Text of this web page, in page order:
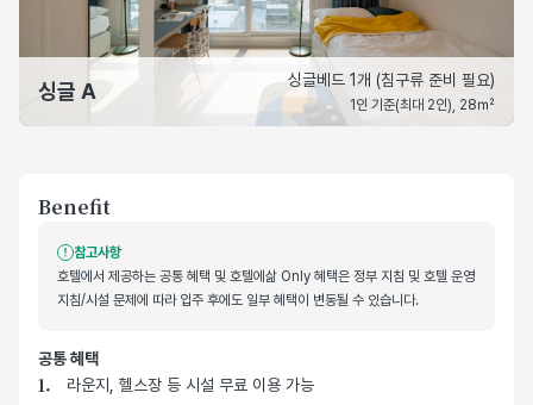
싱글 A 싱글베드 1개 (침구류 준비 필요)
1인 기준(최대 2인), 28㎡
Benefit
참고사항
호텔에서 제공하는 공통 혜택 및 호텔에삶 Only 혜택은 정부 지침 및 호텔 운영
지침/시설 문제에 따라 입주 후에도 일부 혜택이 변동될 수 있습니다.
공통 혜택
호텔 기본 제공 혜택
라운지, 헬스장 등 시설 무료 이용 가능